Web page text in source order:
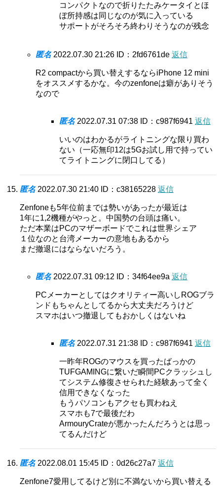
コンパクトなので折りたたみケータイとほ
ぼ所持感は同じなのが気に入っている
サポートがそろそろ終わりそうなのが残念
匿名 2022.07.30 21:26 ID：2fd6761de 返信
R2 compactから買い替えするならiPhone 12 mini
をオススメするかな。今のzenfoneは癖がありそう
なので
匿名 2022.07.31 07:38 ID：c987f6941 返信
いいのはわかるがライトニングな限り買わ
ない（一応無印12は5Gお試し用で持ってい
てライトニングに閉口してる）
匿名 2022.07.30 21:40 ID：c38165228 返信
Zenfoneも5年位前までは勢いがあったが最近は
1年に1,2機種がやっと。中国勢の台頭は痛い。
ただ本業はPCのマザーボードでこれは世界シェア
１位なのと台湾メーカーの意地もあるから
まだ撤退にはならないだろう。
匿名 2022.07.31 09:12 ID：34f64ee9a 返信
PCメーカーとしてはクオリティー高いしROGブラ
ンドもちゃんとしてるから大丈夫だろうけど
スマホはいつ撤退してもおかしくはないね
匿名 2022.07.31 21:38 ID：c987f6941 返信
一昨年ROGのマウスを買ったばっかの
TUFGAMINGに繋いだ瞬間PCクラッシュし
てシステム修復させられた経験あって全く
信用できなくなった
もうパソコンもアクセも買わねえ
スマホも7で最後だわ
ArmouryCrateが悪かったんだろうとは思っ
てるんだけど
匿名 2022.08.01 15:45 ID：0d26c27a7 返信
Zenfone7愛用してるけど別に不満ないから買い替える